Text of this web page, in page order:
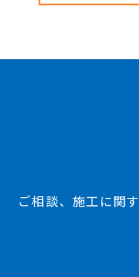
ご相談、施工に関